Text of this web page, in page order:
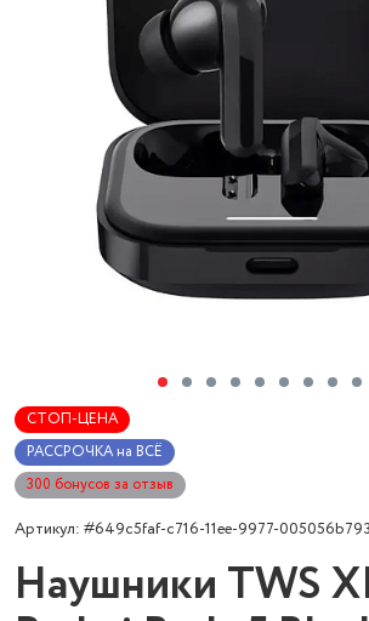
СТОП-ЦЕНА
РАССРОЧКА на ВСЁ
300 бонусов за отзыв
Артикул: #649c5faf-c716-11ee-9977-
Наушники TWS